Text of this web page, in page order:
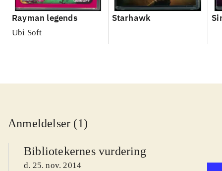
Rayman legends
Ubi Soft
Starhawk
Anmeldelser (1)
Bibliotekernes vurdering
d. 25. nov. 2014